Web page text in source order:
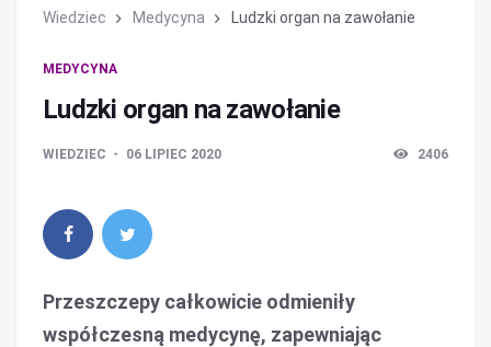
Wiedziec Medycyna Ludzki organ na zawołanie
MEDYCYNA
Ludzki organ na zawołanie
WIEDZIEC 06 LIPIEC 2020 2406
Przeszczepy całkowicie odmieniły
współczesną medycynę, zapewniając